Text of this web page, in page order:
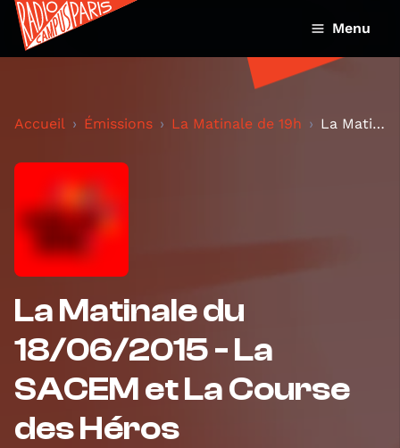
Menu
Accueil Émissions La Matinale de 19h La Matinale du 18/06/2015 - La SACEM et La Course...
La Matinale du
18/06/2015 - La
SACEM et La Course
des Héros